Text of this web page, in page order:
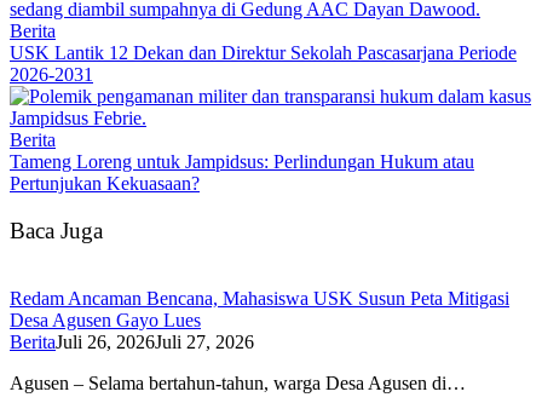
Berita
USK Lantik 12 Dekan dan Direktur Sekolah Pascasarjana Periode
2026-2031
Berita
Tameng Loreng untuk Jampidsus: Perlindungan Hukum atau
Pertunjukan Kekuasaan?
Baca Juga
Redam Ancaman Bencana, Mahasiswa USK Susun Peta Mitigasi
Desa Agusen Gayo Lues
BeritaJuli 26, 2026Juli 27, 2026
Agusen – Selama bertahun-tahun, warga Desa Agusen di…